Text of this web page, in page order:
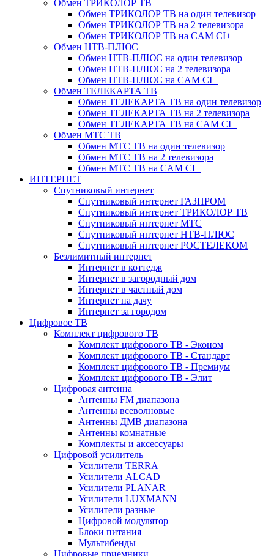
Обмен ТРИКОЛОР ТВ
Обмен ТРИКОЛОР ТВ на один телевизор
Обмен ТРИКОЛОР ТВ на 2 телевизора
Обмен ТРИКОЛОР ТВ на CAM CI+
Обмен НТВ-ПЛЮС
Обмен НТВ-ПЛЮС на один телевизор
Обмен НТВ-ПЛЮС на 2 телевизора
Обмен НТВ-ПЛЮС на CAM CI+
Обмен ТЕЛЕКАРТА ТВ
Обмен ТЕЛЕКАРТА ТВ на один телевизор
Обмен ТЕЛЕКАРТА ТВ на 2 телевизора
Обмен ТЕЛЕКАРТА ТВ на CAM CI+
Обмен МТС ТВ
Обмен МТС ТВ на один телевизор
Обмен МТС ТВ на 2 телевизора
Обмен МТС ТВ на CAM CI+
ИНТЕРНЕТ
Спутниковый интернет
Спутниковый интернет ГАЗПРОМ
Спутниковый интернет ТРИКОЛОР ТВ
Спутниковый интернет МТС
Спутниковый интернет НТВ-ПЛЮС
Спутниковый интернет РОСТЕЛЕКОМ
Безлимитный интернет
Интернет в коттедж
Интернет в загородный дом
Интернет в частный дом
Интернет на дачу
Интернет за городом
Цифровое ТВ
Комплект цифрового ТВ
Комплект цифрового ТВ - Эконом
Комплект цифрового ТВ - Стандарт
Комплект цифрового ТВ - Премиум
Комплект цифрового ТВ - Элит
Цифровая антенна
Антенны FM диапазона
Антенны всеволновые
Антенны ДМВ диапазона
Антенны комнатные
Комплекты и аксессуары
Цифровой усилитель
Усилители TERRA
Усилители ALCAD
Усилители PLANAR
Усилители LUXMANN
Усилители разные
Цифровой модулятор
Блоки питания
Мультибенды
Цифровые приемники